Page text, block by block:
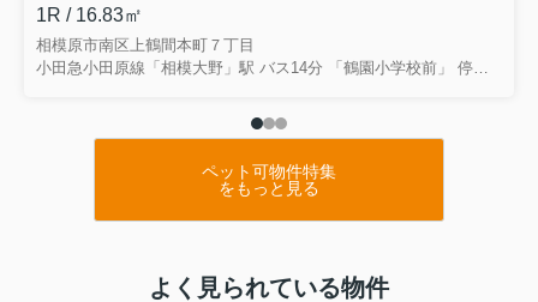
1R / 16.83㎡
相模原市南区上鶴間本町７丁目
ペット可物件特集
をもっと見る
よく見られている物件